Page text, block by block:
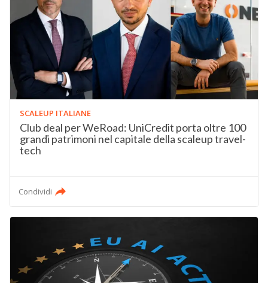
SCALEUP ITALIANE
Club deal per WeRoad: UniCredit porta oltre 100
grandi patrimoni nel capitale della scaleup travel-
tech
Condividi